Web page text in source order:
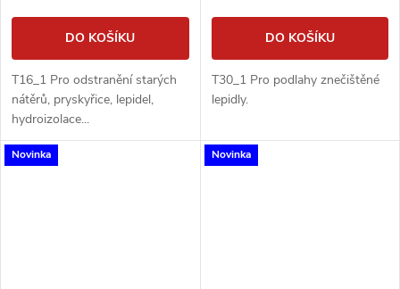
DO KOŠÍKU
T16_1 Pro odstranění starých
nátěrů, pryskyřice, lepidel,
hydroizolace...
DO KOŠÍKU
T30_1 Pro podlahy znečištěné
lepidly.
Novinka Novinka